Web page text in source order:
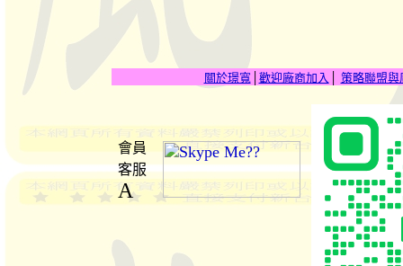
關於璟寬│ 歡迎廠商加入 策略聯盟與
會員
客服
A